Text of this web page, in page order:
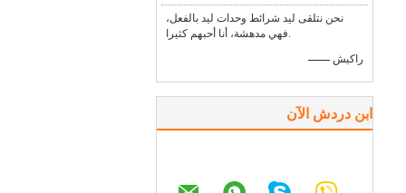
نحن نتلقى ليد شرائط وحدات ليد بالفعل،
فهي مدهشة، أنا أحبهم كثيرا.
—— راكيش
ابن دردش الآن